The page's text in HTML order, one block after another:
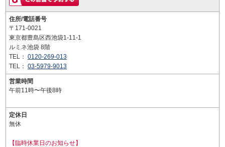
住所/電話番号
〒171-0021
東京都豊島区西池袋1-11-1
ルミネ池袋 8階
TEL： 0120-269-013
TEL： 03-5979-9013
営業時間
午前11時〜午後8時
定休日
無休
【臨時休業日のお知らせ】